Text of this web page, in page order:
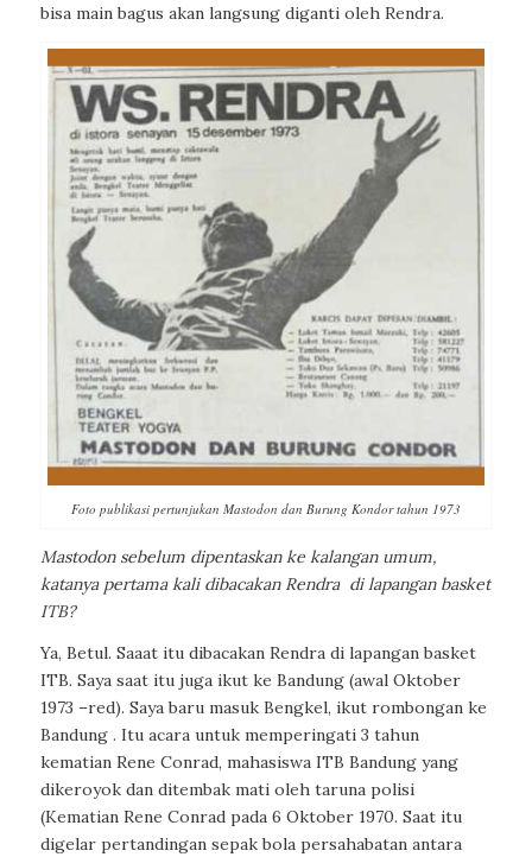
bisa main bagus akan langsung diganti oleh Rendra.
Foto publikasi pertunjukan Mastodon dan Burung Kondor tahun 1973
Mastodon sebelum dipentaskan ke kalangan umum,
katanya pertama kali dibacakan Rendra di lapangan basket
ITB?
Ya, Betul. Saaat itu dibacakan Rendra di lapangan basket
ITB. Saya saat itu juga ikut ke Bandung (awal Oktober
1973 –red). Saya baru masuk Bengkel, ikut rombongan ke
Bandung . Itu acara untuk memperingati 3 tahun
kematian Rene Conrad, mahasiswa ITB Bandung yang
dikeroyok dan ditembak mati oleh taruna polisi
(Kematian Rene Conrad pada 6 Oktober 1970. Saat itu
digelar pertandingan sepak bola persahabatan antara